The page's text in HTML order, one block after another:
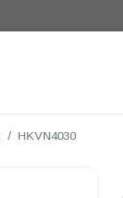
HKVN4030